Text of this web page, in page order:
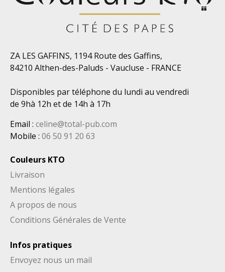
ZA LES GAFFINS, 1194 Route des Gaffins,
84210 Althen-des-Paluds - Vaucluse - FRANCE
Disponibles par téléphone du lundi au vendredi
de 9hà 12h et de 14h à 17h
Email : celine@total-pub.com
Mobile : 06 50 91 20 63
Couleurs KTO
Livraison
Mentions légales
A propos de nous
Conditions Générales de Vente
Infos pratiques
Envoyez nous un mail